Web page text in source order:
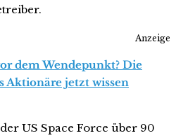
Anzeige
dem Wendepunkt? Die
Aktionäre jetzt wissen
US Space Force über 90